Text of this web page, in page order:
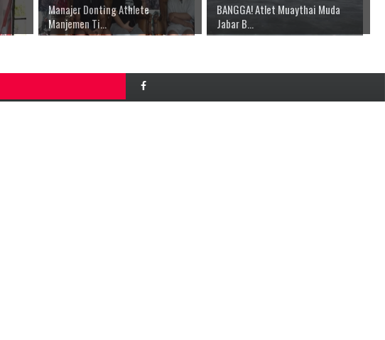
Manajer Donting Athlete
Manjemen Ti...
BANGGA! Atlet Muaythai Muda
Jabar B...